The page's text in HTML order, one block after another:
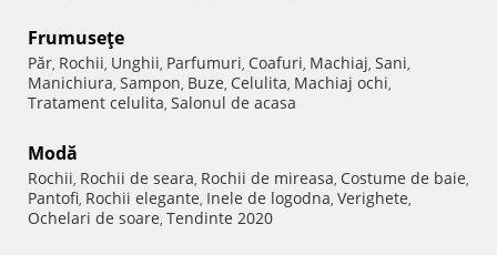
Frumuseţe
Păr, Rochii, Unghii, Parfumuri, Coafuri, Machiaj, Sani,
Manichiura, Sampon, Buze, Celulita, Machiaj ochi,
Tratament celulita, Salonul de acasa
Modă
Rochii, Rochii de seara, Rochii de mireasa, Costume de baie,
Pantofi, Rochii elegante, Inele de logodna, Verighete,
Ochelari de soare, Tendinte 2020